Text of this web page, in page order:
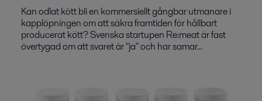
Kan odlat kött bli en kommersiellt gångbar utmanare i
kapplöpningen om att säkra framtiden för hållbart
producerat kött? Svenska startupen Re:meat är fast
övertygad om att svaret är "ja" och har samar...